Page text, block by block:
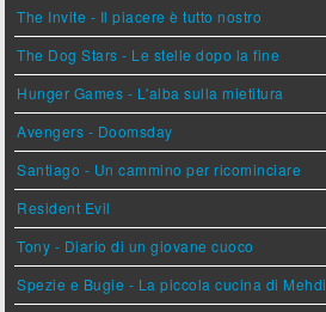
The Invite - Il piacere è tutto nostro
The Dog Stars - Le stelle dopo la fine
Hunger Games - L'alba sulla mietitura
Avengers - Doomsday
Santiago - Un cammino per ricominciare
Resident Evil
Tony - Diario di un giovane cuoco
Spezie e Bugie - La piccola cucina di Mehdi